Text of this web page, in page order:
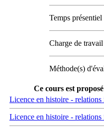
Temps
Charge de
Méthode(s)
Ce cours est
Licence en histoire - relations
Licence en histoire - relations